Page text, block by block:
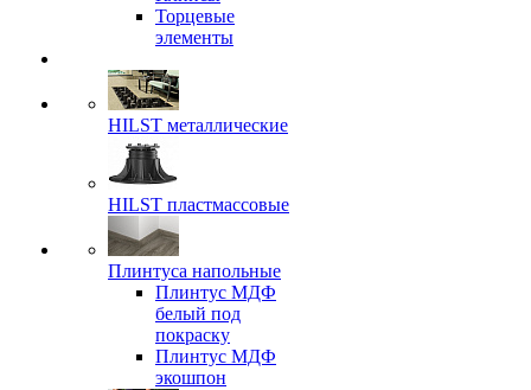
Торцевые
элементы
HILST металлические
HILST пластмассовые
Плинтуса напольные
Плинтус МДФ
белый под
покраску
Плинтус МДФ
экошпон